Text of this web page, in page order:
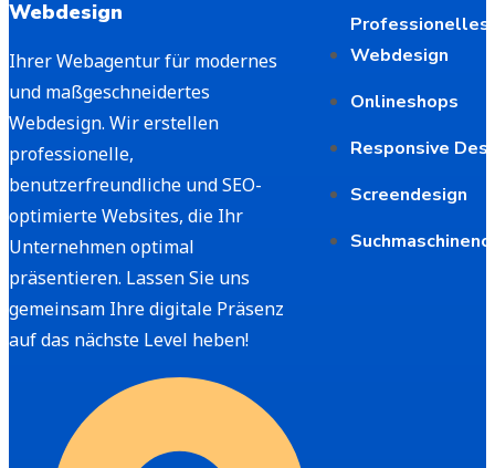
Webdesign
Ihrer Webagentur für modernes
und maßgeschneidertes
Webdesign. Wir erstellen
professionelle,
benutzerfreundliche und SEO-
optimierte Websites, die Ihr
Unternehmen optimal
präsentieren. Lassen Sie uns
gemeinsam Ihre digitale Präsenz
auf das nächste Level heben!
Professionelles
Webdesign
Onlineshops
Responsive
Screendesign